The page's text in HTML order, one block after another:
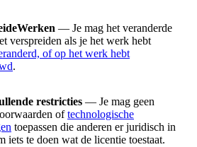
— Je mag het veranderde
verspreiden als je het werk hebt
of op het werk hebt
.
restricties — Je mag geen
oftechnologische
toepassen die anderen er juridisch in
iets te doen wat de licentie toestaat.